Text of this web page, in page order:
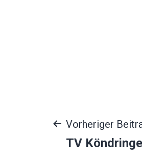
Vorheriger
TV